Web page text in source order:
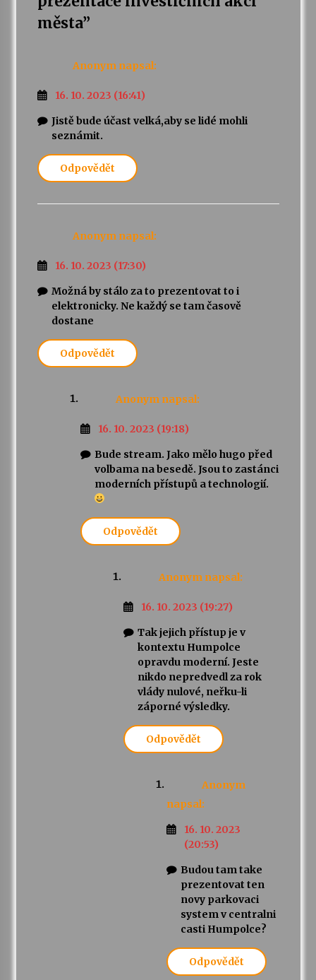
3. 7. 2026
Petr Adamec – Malovaný svět
30. 6. 2026
města”
Anonym napsal:
16. 10. 2023 (16:41)
Jistě bude účast velká,aby se lidé mohli
seznámit.
Odpovědět
Anonym napsal:
16. 10. 2023 (17:30)
Možná by stálo za to prezentovat to i
elektronicky. Ne každý se tam časově
dostane
Odpovědět
Anonym napsal:
16. 10. 2023 (19:18)
Bude stream. Jako mělo hugo před
volbama na besedě. Jsou to zastánci
moderních přístupů a technologií.
Odpovědět
Anonym napsal:
16. 10. 2023 (19:27)
Tak jejich přístup je v
kontextu Humpolce
opravdu moderní. Jeste
nikdo nepredvedl za rok
vlády nulové, neřku-li
záporné výsledky.
Odpovědět
Anonym
napsal:
16. 10. 2023
(20:53)
Budou tam take
prezentovat ten
novy parkovaci
system v centralni
casti Humpolce?
Odpovědět